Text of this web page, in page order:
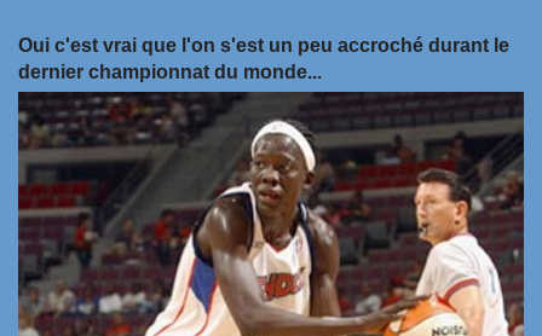
Oui c'est vrai que l'on s'est un peu accroché durant le
dernier championnat du monde...